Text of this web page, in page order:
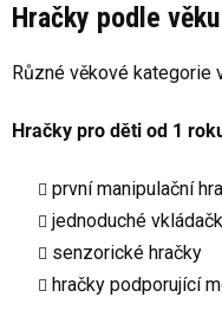
Hračky podle
Různé věkové kategorie
Hračky pro děti od 1
první manipulační
jednoduché
senzorické hračky
hračky podporující